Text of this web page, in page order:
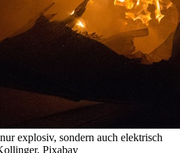
explosiv, sondern auch elektrisch
Pixabay